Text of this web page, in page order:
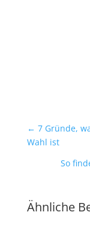
← 7 Gründe,
Wahl ist
So
Ähnliche